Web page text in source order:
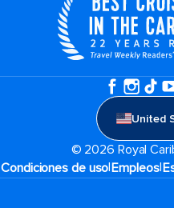
United
© 2026 Royal
Condiciones de uso|Empleos|